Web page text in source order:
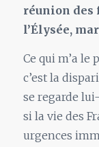
réunion des
l’Élysée,
Ce qui m’a le
c’est la
se regarde
si la vie des
urgences